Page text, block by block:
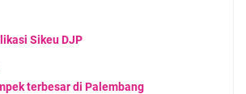
Sikeu DJP
terbesar di Palembang